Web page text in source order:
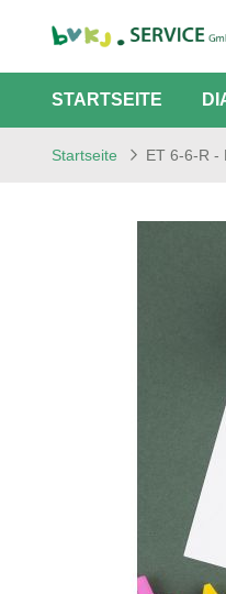
STARTSEITE
Startseite ET 6-6-R -